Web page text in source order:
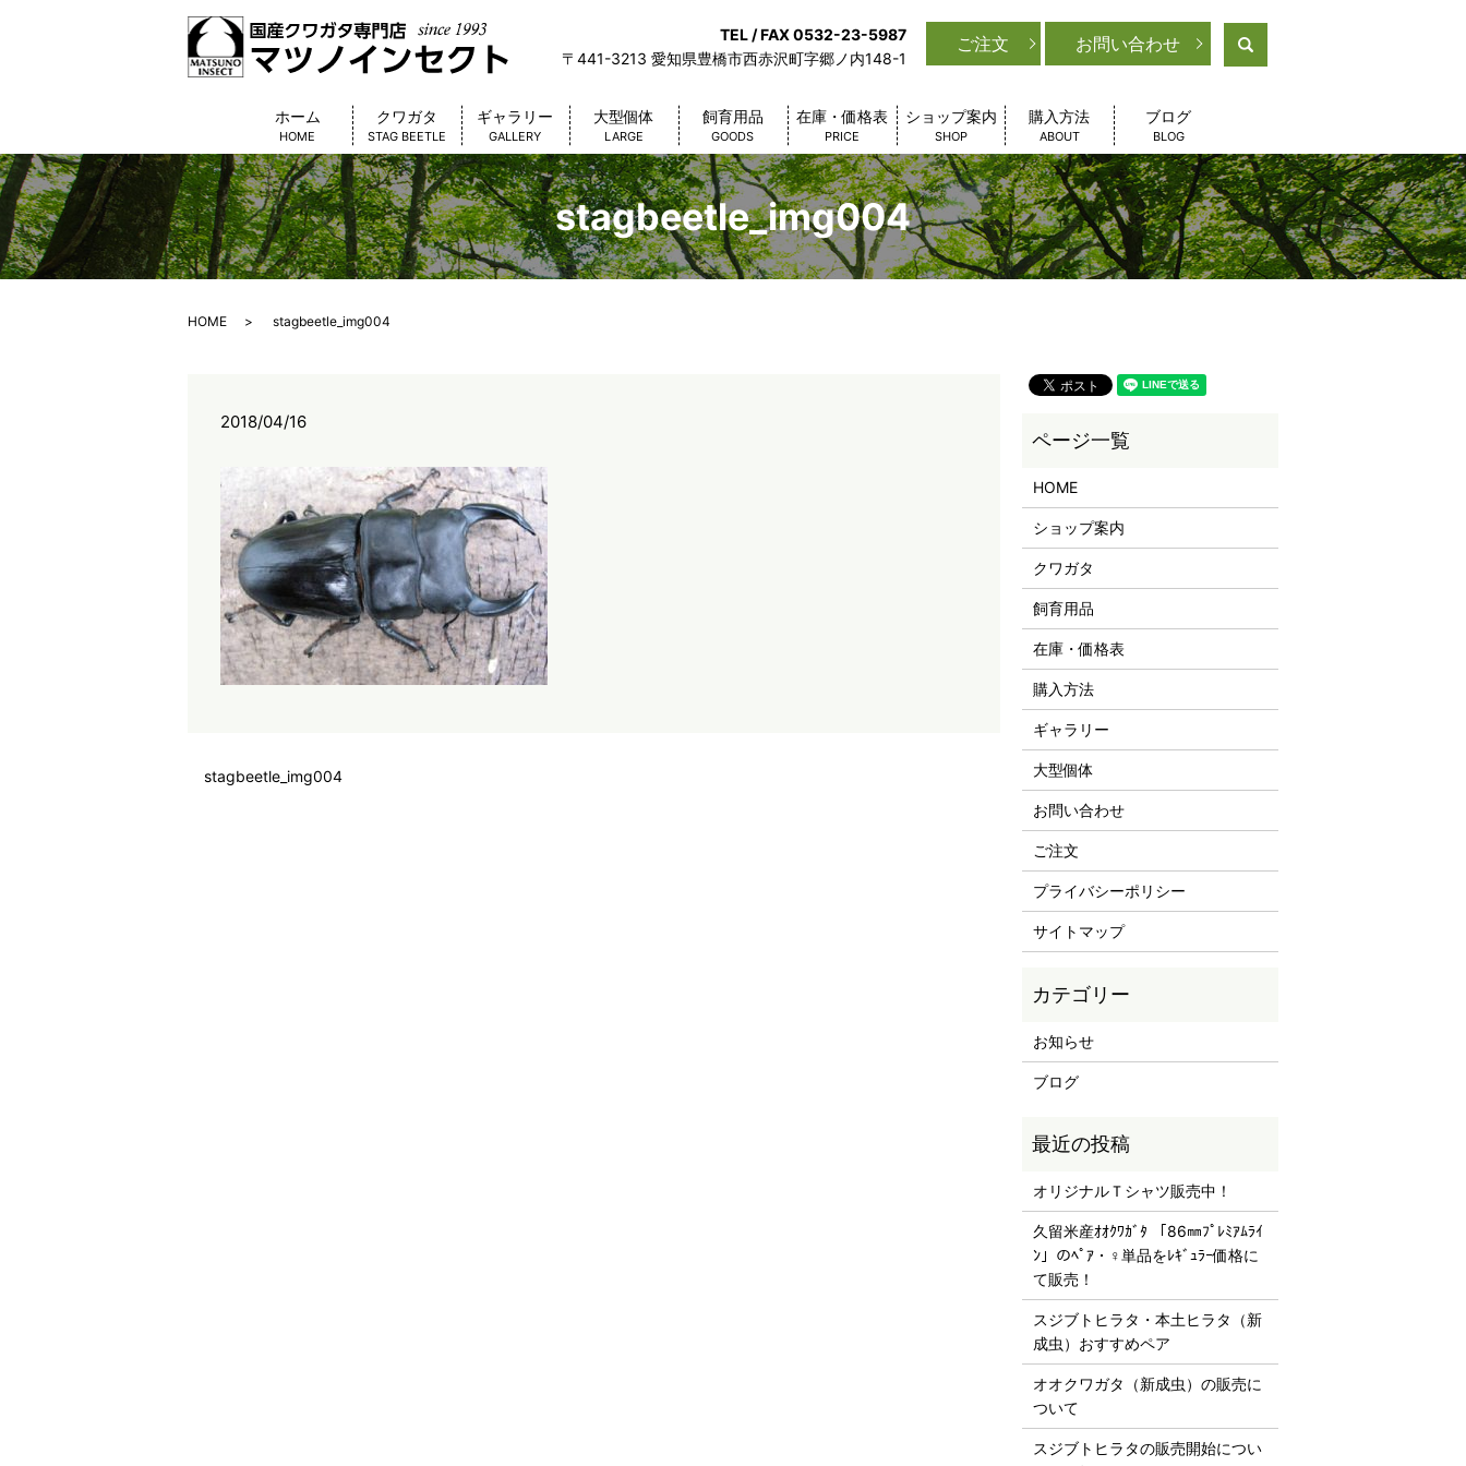
TEL / FAX 0532-23-5987
〒441-3213 愛知県豊橋市西赤沢町字郷ノ内148-1
ご注文 お問い合わせ
ホーム
HOME
クワガタ
STAG BEETLE
ギャラリー
GALLERY
大型個体
LARGE
飼育用品
GOODS
在庫・価格表
PRICE
ショップ案内
SHOP
購入方法
ABOUT
ブログ
BLOG
stagbeetle_img004
HOME stagbeetle_img004
2018/04/16
stagbeetle_img004
HOME
ショップ案内
クワガタ
飼育用品
在庫・価格表
購入方法
ギャラリー
大型個体
お問い合わせ
ご注文
プライバシーポリシー
サイトマップ
お知らせ
ブログ
オリジナルＴシャツ販売中！
久留米産ｵｵｸﾜｶﾞﾀ 「86㎜ﾌﾟﾚﾐｱﾑﾗｲ
ﾝ」のﾍﾟｱ・♀単品をﾚｷﾞｭﾗｰ価格に
て販売！
スジブトヒラタ・本土ヒラタ（新
成虫）おすすめペア
オオクワガタ（新成虫）の販売に
ついて
スジブトヒラタの販売開始につい